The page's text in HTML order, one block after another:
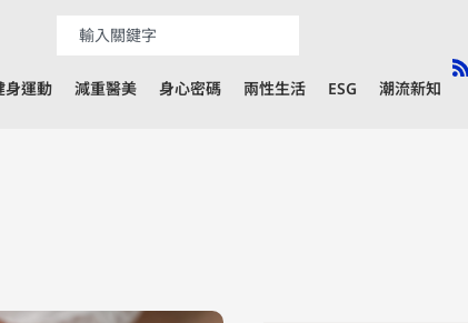
身運動 減重醫美 身心密碼 兩性生活 ESG 潮流新知